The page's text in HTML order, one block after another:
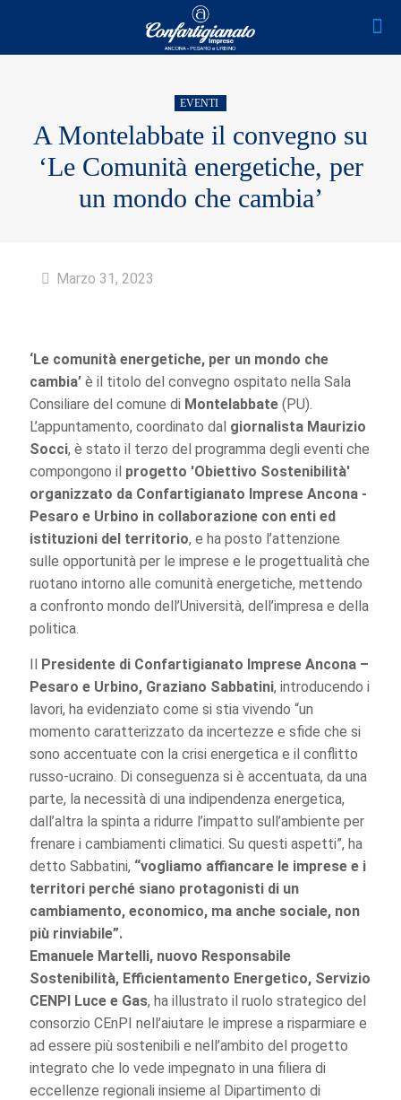
EVENTI
A Montelabbate il convegno su
‘Le Comunità energetiche, per
un mondo che cambia’
Marzo 31, 2023
‘Le comunità energetiche, per un mondo che
cambia’ è il titolo del convegno ospitato nella Sala
Consiliare del comune di Montelabbate (PU).
L’appuntamento, coordinato dal giornalista Maurizio
Socci, è stato il terzo del programma degli eventi che
compongono il progetto 'Obiettivo Sostenibilità'
organizzato da Confartigianato Imprese Ancona -
Pesaro e Urbino in collaborazione con enti ed
istituzioni del territorio, e ha posto l’attenzione
sulle opportunità per le imprese e le progettualità che
ruotano intorno alle comunità energetiche, mettendo
a confronto mondo dell’Università, dell’impresa e della
politica.
Il Presidente di Confartigianato Imprese Ancona –
Pesaro e Urbino, Graziano Sabbatini, introducendo i
lavori, ha evidenziato come si stia vivendo “un
momento caratterizzato da incertezze e sfide che si
sono accentuate con la crisi energetica e il conflitto
russo-ucraino. Di conseguenza si è accentuata, da una
parte, la necessità di una indipendenza energetica,
dall’altra la spinta a ridurre l’impatto sull’ambiente per
frenare i cambiamenti climatici. Su questi aspetti”, ha
detto Sabbatini, “vogliamo affiancare le imprese e i
territori perché siano protagonisti di un
cambiamento, economico, ma anche sociale, non
più rinviabile”.
Emanuele Martelli, nuovo Responsabile
Sostenibilità, Efficientamento Energetico, Servizio
CENPI Luce e Gas, ha illustrato il ruolo strategico del
consorzio CEnPI nell’aiutare le imprese a risparmiare e
ad essere più sostenibili e nell’ambito del progetto
integrato che lo vede impegnato in una filiera di
eccellenze regionali insieme al Dipartimento di